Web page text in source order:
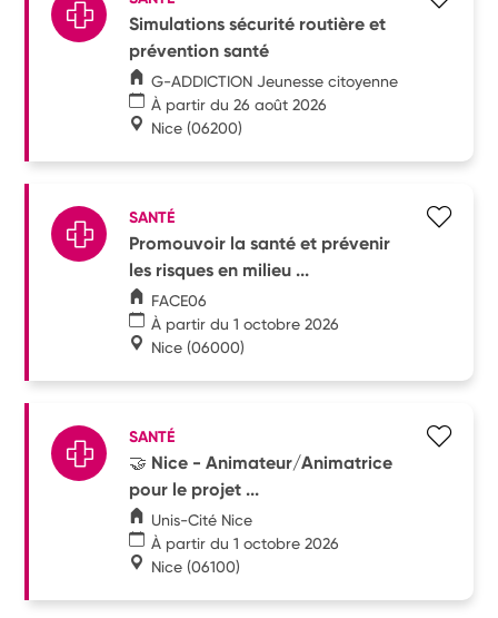
Simulations sécurité routière et
prévention santé
G-ADDICTION Jeunesse citoyenne
À partir du 26 août 2026
Nice (06200)
SANTÉ
Promouvoir la santé et prévenir
les risques en milieu ...
FACE06
À partir du 1 octobre 2026
Nice (06000)
SANTÉ
🤝 Nice - Animateur/Animatrice
pour le projet ...
Unis-Cité Nice
À partir du 1 octobre 2026
Nice (06100)